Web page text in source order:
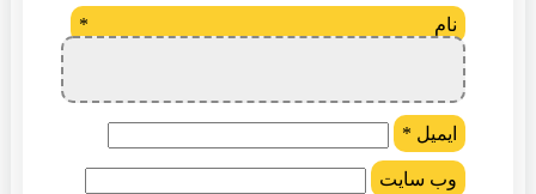
نام *
ایمیل *
وب‌ سایت